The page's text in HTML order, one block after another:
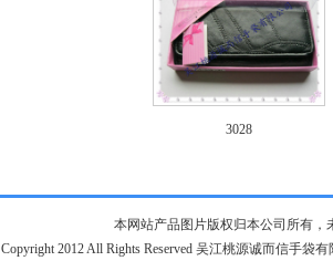
3028
本网站产品图片版权归本公司所有
Copyright 2012 All Rights Reserved 吴江桃源诚而信手袋